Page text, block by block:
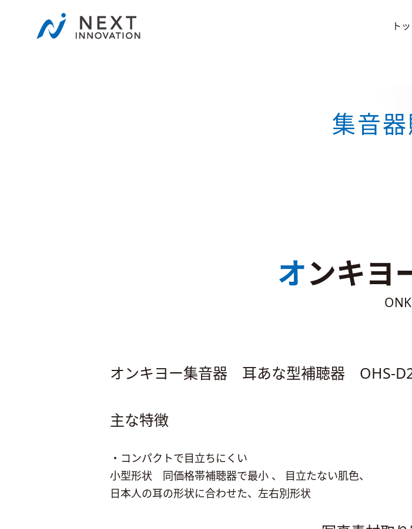
ト
集音
オンキ
オンキヨー集音器 耳あな型補聴器 OHS-
主な特徴
・コンパクトで目立ちにくい
小型形状 同価格帯補聴器で最小 、 目立たない肌色、
日本人の耳の形状に合わせた、左右別形状